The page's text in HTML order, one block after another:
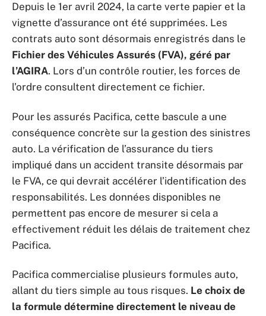
Depuis le 1er avril 2024, la carte verte papier et la
vignette d’assurance ont été supprimées. Les
contrats auto sont désormais enregistrés dans le
Fichier des Véhicules Assurés (FVA), géré par
l’AGIRA. Lors d’un contrôle routier, les forces de
l’ordre consultent directement ce fichier.
Pour les assurés Pacifica, cette bascule a une
conséquence concrète sur la gestion des sinistres
auto. La vérification de l’assurance du tiers
impliqué dans un accident transite désormais par
le FVA, ce qui devrait accélérer l’identification des
responsabilités. Les données disponibles ne
permettent pas encore de mesurer si cela a
effectivement réduit les délais de traitement chez
Pacifica.
Pacifica commercialise plusieurs formules auto,
allant du tiers simple au tous risques. Le choix de
la formule détermine directement le niveau de